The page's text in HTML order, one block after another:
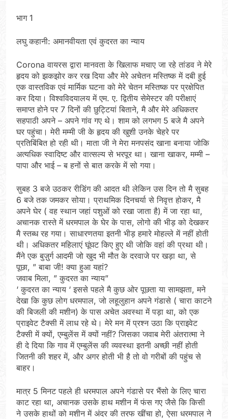
भाग 1
लघु कहानी: अमानवीयता एवं कुदरत का न्याय
Corona वायरस द्वारा मानवता के खिलाफ मचाए जा रहे तांडव ने मेरे
हृदय को झकझोर कर रख दिया और मेरे अचेतन मस्तिष्क में दबी हुई
एक वास्तविक एवं मार्मिक घटना को मेरे चेतन मस्तिष्क पर प्रक्षेपित
कर दिया। विश्वविदयालय में एम. ए. द्वितीय सेमेस्टर की परीक्षाएं
समाप्त होने पर 7 दिनों की छुट्टियां बिताने, मै और मेरे अधिकतर
सहपाठी अपने – अपने गांव गए थे। शाम को लगभग 5 बजे मै अपने
घर पहुंचा। मेरी मम्मी जी के हृदय की खुशी उनके चेहरे पर
प्रतिबिंबित हो रही थी। माता जी ने मेरा मनपसंद खाना बनाया जोकि
अत्यधिक स्वादिष्ट और वात्सल्य से भरपूर था। खाना खाकर, मम्मी –
पापा और भाई – ब हनों से बात करके में सो गया।
सुबह 3 बजे उठकर रीडिंग की आदत थी लेकिन उस दिन तो मै सुबह
6 बजे तक जमकर सोया। प्राथमिक दिनचर्या से निवृत्त होकर, मै
अपने घेर ( वह स्थान जहां पशुओं को रखा जाता है) में जा रहा था,
अचानक रास्ते में धरमपाल के घेर के पास, लोगो की भीड़ को देखकर
मै स्तब्ध रह गया। साधारणतया इतनी भीड़ हमारे मोहल्ले में नहीं होती
थी। अधिकतर महिलाएं घूंघट किए हुए थी जोकि वहां की प्रथा थी।
मैंने एक बुज़ुर्ग आदमी जो खुद भी मौत के दरवाजे पर खड़ा था, से
पूछा, ” बाबा जी! क्या हुआ यहां?
जवाब मिला, ” कुदरत का न्याय”
‘ कुदरत का न्याय ‘ इससे पहले मै कुछ ओर पूछता या सामझता, मने
देखा कि कुछ लोग धरमपाल, जो लहूलुहान अपने गंडासे ( चारा काटने
की बिजली की मशीन) के पास अचेत अवस्था में पड़ा था, को एक
प्राइवेट टैक्सी में लाध रहे थे। मेरे मन में प्रश्न उठा कि प्राइवेट
टैक्सी में क्यों, एम्बुलेंस में क्यों नहीं? जिसका जवाब मेरी अंतरात्मा ने
ही दे दिया कि गाव में एम्बुलेंस की व्यवस्था इतनी अच्छी नहीं होती
जितनी की शहर में, और अगर होती भी है तो वो गरीबों की पहुंच से
बाहर।
मात्र 5 मिनट पहले ही धरमपाल अपने गंडासे पर भैंसो के लिए चारा
काट रहा था, अचानक उसके हाथ मशीन में फंस गए जैसे कि किसी
ने उसके हाथों को मशीन में अंदर की तरफ खींचा हो, ऐसा धरमपाल ने